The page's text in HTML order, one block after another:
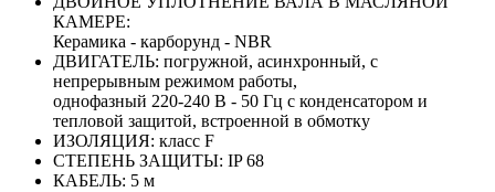
КАМЕРЕ:
Керамика - карборунд - NBR
ДВИГАТЕЛЬ: погружной, асинхронный, с
непрерывным режимом работы,
однофазный 220-240 В - 50 Гц с конденсатором и
тепловой защитой, встроенной в обмотку
ИЗОЛЯЦИЯ: класс F
СТЕПЕНЬ ЗАЩИТЫ: IP 68
КАБЕЛЬ: 5 м